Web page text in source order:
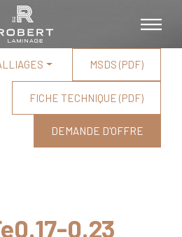
MSDS (PDF)
FICHE TECHNIQUE (PDF)
DEMANDE D'OFFRE
0.23